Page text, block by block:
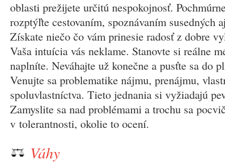
oblasti prežijete určitú nespokojnosť.
rozptýľte cestovaním, spoznávaním susedných
Získate niečo čo vám prinesie radosť z dobre
Vaša intuícia vás neklame. Stanovte si reálne
naplníte. Neváhajte už konečne a pusťte sa do
Venujte sa problematike nájmu, prenájmu,
spoluvlastníctva. Tieto jednania si vyžiadajú
Zamyslite sa nad problémami a trochu sa
v tolerantnosti, okolie to ocení.
Váhy